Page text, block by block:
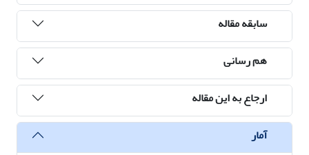
سابقه مقاله
هم رسانی
ارجاع به این مقاله
آمار